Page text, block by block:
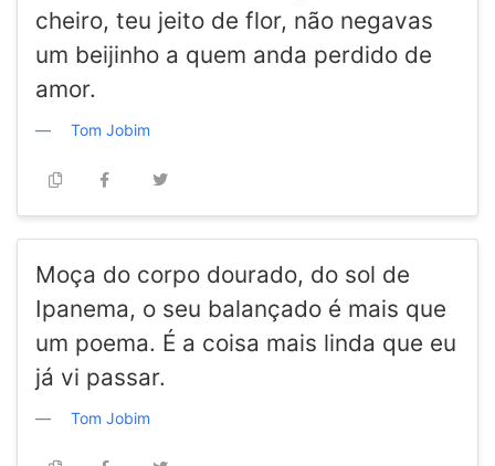
cheiro, teu jeito de flor, não negavas
um beijinho a quem anda perdido de
amor.
Tom Jobim
Moça do corpo dourado, do sol de
Ipanema, o seu balançado é mais que
um poema. É a coisa mais linda que eu
já vi passar.
Tom Jobim